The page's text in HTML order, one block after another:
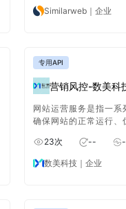
来源、受众特征等关键
营销策略、监测行业
Similarweb ｜企业
专用API
营销风控-数美科
网站运营服务是指一
确保网站的正常运行、
的目标是通过持续的
为一个高效、用户友好
台。
23次 --
数美科技 ｜企业